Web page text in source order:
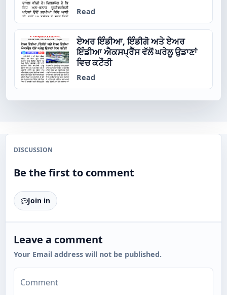
Read
ਏਅਰ ਇੰਡੀਆ, ਇੰਡੀਗੋ ਅਤੇ ਏਅਰ
ਇੰਡੀਆ ਐਕਸਪ੍ਰੈੱਸ ਵੱਲੋਂ ਘਰੇਲੂ ਉਡਾਣਾਂ
ਵਿਚ ਕਟੌਤੀ
Read
DISCUSSION
Be the first to comment
Join in
Leave a comment
Your Email address will not be published.
Comment